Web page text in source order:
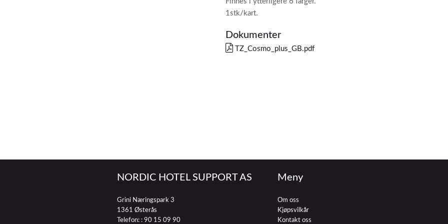
1stk/kart.
Dokumenter
TZ_Cosmo_plus_GB.pdf
NORDIC HOTEL SUPPORT AS
Grini Næringspark 3
1361 Østerås
Telefon: : 90 15 09 90
Meny
Om oss
Kjøpsvilkår
Kontakt oss